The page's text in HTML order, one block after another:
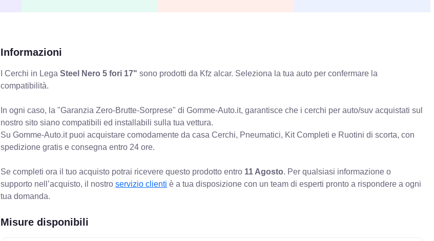
Informazioni
I Cerchi in LegaSteel Nero 5 fori 17" sono prodotti da Kfz alcar. Seleziona la tua auto per confermare la
compatibilità.
In ogni caso, la "Garanzia Zero-Brutte-Sorprese" di Gomme-Auto.it, garantisce che i cerchi per auto/suv acquistati sul
nostro sito siano compatibili ed installabili sulla tua vettura.
Su Gomme-Auto.it puoi acquistare comodamente da casa Cerchi, Pneumatici, Kit Completi e Ruotini di scorta, con
spedizione gratis e consegna entro 24 ore.
Se completi ora il tuo acquisto potrai ricevere questo prodotto entro 11 Agosto. Per qualsiasi informazione o
supporto nell’acquisto, il nostroservizio clienti è a tua disposizione con un team di esperti pronto a rispondere a ogni
tua domanda.
Misure disponibili